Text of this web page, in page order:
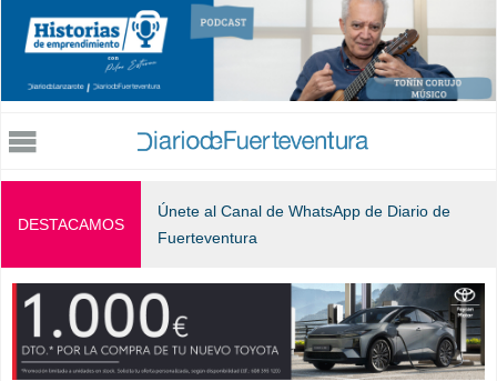
Jump to navigation
DESTACAMOS
Únete al Canal de WhatsApp de Diario de
Fuerteventura